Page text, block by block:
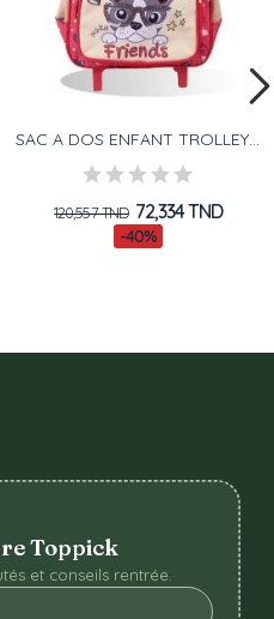
SAC A DOS ENFANT TROLLEY MAKE FRIENDS MUST
120,557 TND 72,334 TND
-40%
Toppick
et conseils rentrée.